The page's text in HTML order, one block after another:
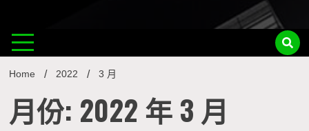
Home 2022 3 月
月份: 2022 年 3 月